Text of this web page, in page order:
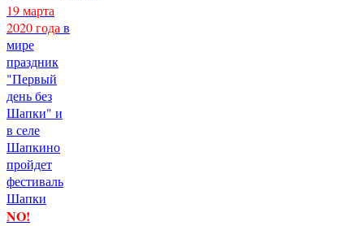
19 марта
2020 года в
мире
праздник
"Первый
день без
Шапки" и
в селе
Шапкино
пройдет
фестиваль
Шапки
NO!